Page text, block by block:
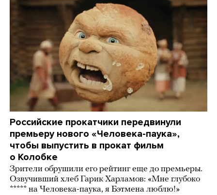
Российские прокатчики передвинули
премьеру нового «Человека-паука»,
чтобы выпустить в прокат фильм
о Колобке
Зрители обрушили его рейтинг еще до премьеры.
Озвучивший хлеб Гарик Харламов: «Мне глубоко
***** на Человека-паука, я Бэтмена люблю!»